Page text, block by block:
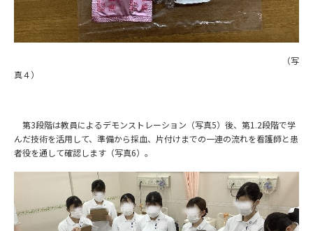
（写
真４）
第3段階は教員によるデモンストレーション（写真5）後、第1.2段階で学
んだ技術を活用して、準備から採血、片付けまでの一連の流れを看護師と患
者役を通して確認します（写真6）。